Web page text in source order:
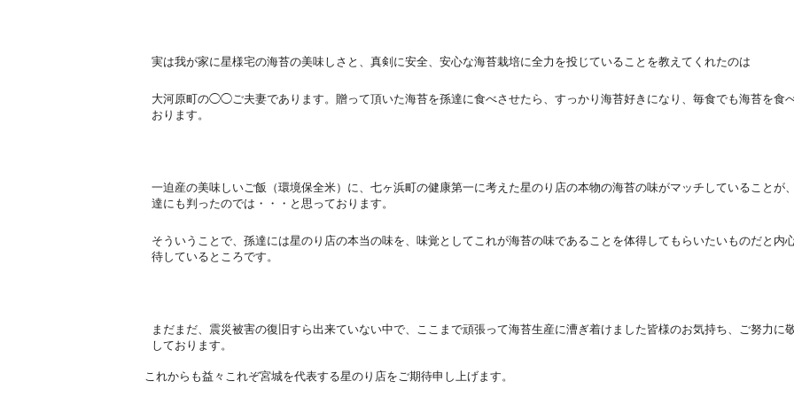
実は我が家に星様宅の海苔の美味しさと、真剣に安全、 安心な海苔栽培に全力を投じていることを教えてくれたのは
大河原町の◯◯ご夫妻であります。 贈って頂いた海苔を孫達に食べさせたら、 すっかり海苔好きになり、毎食でも海苔を食
おります。
一迫産の美味しいご飯（環境保全米）に、 七ヶ浜町の健康第一に考えた星のり店の本物の海苔の味がマッチしていることが
達にも判ったのでは・・・と思っております。
そういうことで、孫達には星のり店の本当の味を、 味覚としてこれが海苔の味であることを体得してもらいたいものだと内
待しているところです。
まだまだ、震災被害の復旧すら出来ていない中で、 ここまで頑張って海苔生産に漕ぎ着けました皆様のお気持ち、 ご努力に
しております。
これからも益々これぞ宮城を代表する星のり店をご期待申し上げま す。